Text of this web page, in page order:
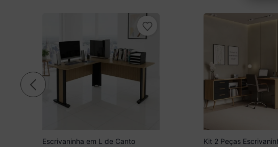
Escrivaninha em L de Canto
Kit 2 Peças